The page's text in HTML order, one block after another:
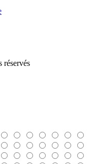
réservés